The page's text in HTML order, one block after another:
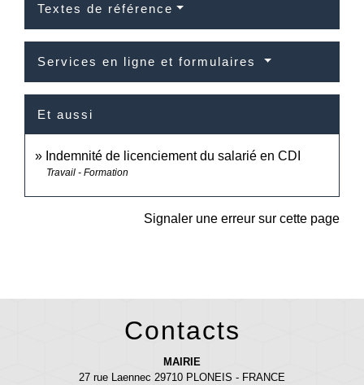
Textes de référence
Services en ligne et formulaires
Et aussi
Indemnité de licenciement du salarié en CDI
Travail - Formation
Signaler une erreur sur cette page
Contacts
MAIRIE
27 rue Laennec 29710 PLONEIS - FRANCE